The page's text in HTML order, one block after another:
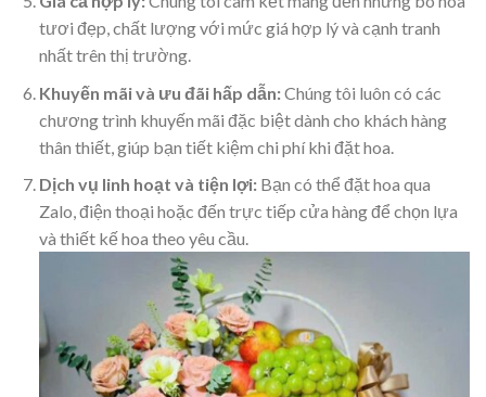
tươi đẹp, chất lượng với mức giá hợp lý và cạnh tranh
nhất trên thị trường.
Khuyến mãi và ưu đãi hấp dẫn:Chúng tôi luôn có các
chương trình khuyến mãi đặc biệt dành cho khách hàng
thân thiết, giúp bạn tiết kiệm chi phí khi đặt hoa.
Dịch vụ linh hoạt và tiện lợi:Bạn có thể đặt hoa qua
Zalo, điện thoại hoặc đến trực tiếp cửa hàng để chọn lựa
và thiết kế hoa theo yêu cầu.